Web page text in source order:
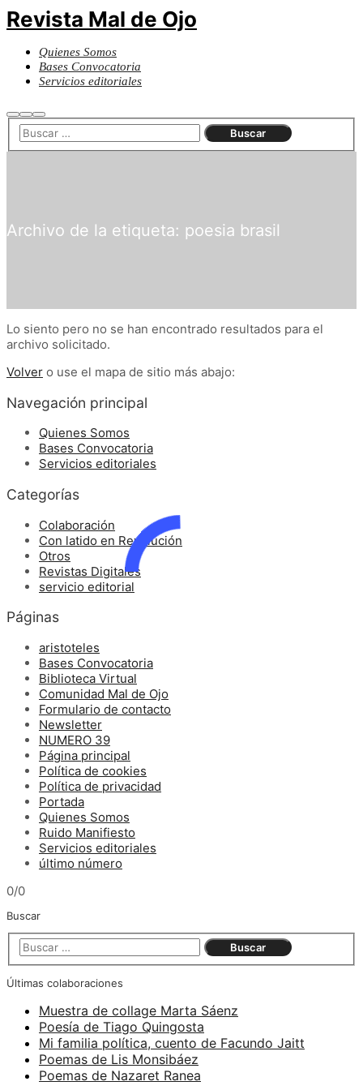
Revista Mal de Ojo
Quienes Somos
Bases Convocatoria
Servicios editoriales
Buscar
Más
información
Menú
principal
Archivo de la etiqueta: poesia brasil
Lo siento pero no se han encontrado resultados para el
archivo solicitado.
Volver o use el mapa de sitio más abajo:
Navegación principal
Quienes Somos
Bases Convocatoria
Servicios editoriales
Categorías
Colaboración
Con latido en Revolución
Otros
Revistas Digitales
servicio editorial
Páginas
aristoteles
Bases Convocatoria
Biblioteca Virtual
Comunidad Mal de Ojo
Formulario de contacto
Newsletter
NUMERO 39
Página principal
Política de cookies
Política de privacidad
Portada
Quienes Somos
Ruido Manifiesto
Servicios editoriales
último número
0/0
Buscar
Últimas colaboraciones
Muestra de collage Marta Sáenz
Poesía de Tiago Quingosta
Mi familia política, cuento de Facundo Jaitt
Poemas de Lis Monsibáez
Poemas de Nazaret Ranea